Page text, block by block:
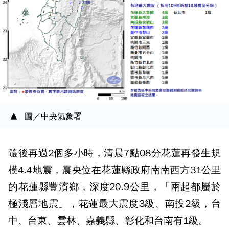
圖／中央氣象署
隨後再過2個多小時，清晨7點08分花蓮再發生規
模4.4地震，震央位在花蓮縣政府南南西方31公里
的花蓮縣豐濱鄉，深度20.9公里，「兩起都屬於
極淺層地震」，花蓮最大震度3級、南投2級，台
中、台東、雲林、嘉義縣、彰化和台南有1級。